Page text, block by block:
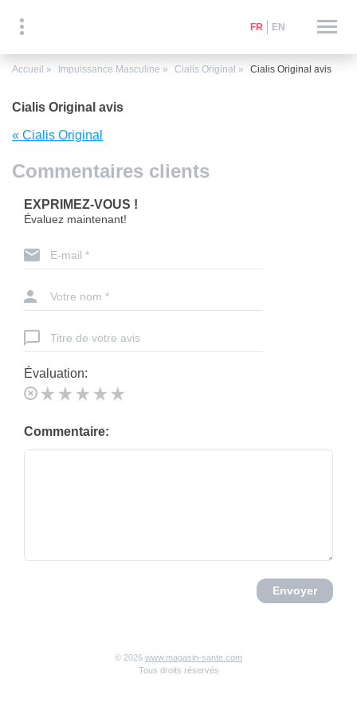
FR EN
Accueil Impuissance Masculine Cialis Original Cialis Original avis
Cialis Original avis
« Cialis Original
Commentaires clients
EXPRIMEZ-VOUS !
Évaluez maintenant!
E-mail *
Votre nom *
Titre de votre avis
Évaluation:
Commentaire:
Envoyer
© 2026 www.magasin-sante.com
Tous droits réservés